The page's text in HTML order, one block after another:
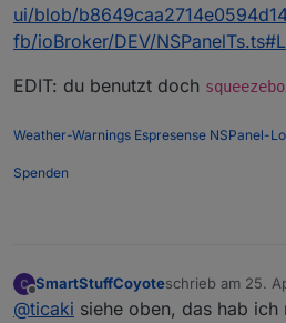
ui/blob/
fb/ioBroker/DEV/
EDIT: du benutzt doch
Weather-Warnings Espresense NSPanel-
Spenden
Offline
SmartStuffCoyoteschrieb am 25.
zuletzt editiert
@ticaki siehe oben, das hab